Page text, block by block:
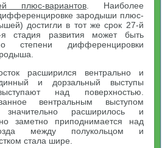
плюс-вариантов. Наиболее
зародыши плюс-
достигли в тот же срок 27-й
я стадия развития может быть
степени дифференцировки
расширился вентрально и
и дорзальный выступы
над поверхностью.
вентральным выступом
значительно расширилось и
заметно приподнимается над
между полукольцом и
стала шире.